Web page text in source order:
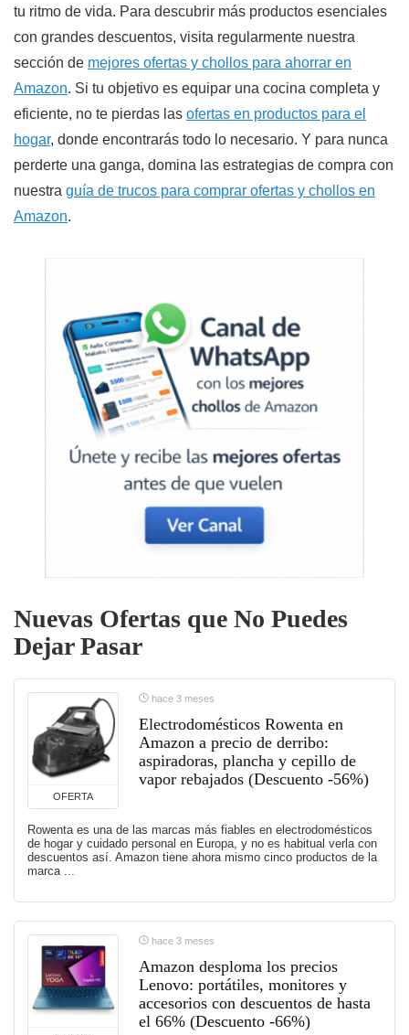
tu ritmo de vida. Para descubrir más productos esenciales
con grandes descuentos, visita regularmente nuestra
sección de mejores ofertas y chollos para ahorrar en
Amazon. Si tu objetivo es equipar una cocina completa y
eficiente, no te pierdas las ofertas en productos para el
hogar, donde encontrarás todo lo necesario. Y para nunca
perderte una ganga, domina las estrategias de compra con
nuestra guía de trucos para comprar ofertas y chollos en
Amazon.
Nuevas Ofertas que No Puedes
Dejar Pasar
OFERTA
hace 3 meses
Electrodomésticos Rowenta en
Amazon a precio de derribo:
aspiradoras, plancha y cepillo de
vapor rebajados (Descuento -56%)
Rowenta es una de las marcas más fiables en electrodomésticos
de hogar y cuidado personal en Europa, y no es habitual verla con
descuentos así. Amazon tiene ahora mismo cinco productos de la
marca ...
hace 3 meses
Amazon desploma los precios
Lenovo: portátiles, monitores y
accesorios con descuentos de hasta
el 66% (Descuento -66%)